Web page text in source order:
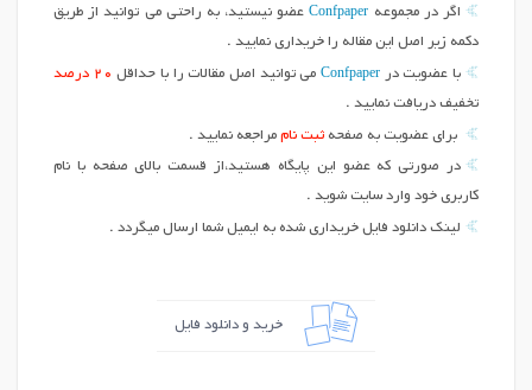
اگر در مجموعه Confpaperعضو نیستید، به راحتی می توانید از طریق
دکمه زیر اصل این مقاله را خریداری نمایید .
با عضویت در Confpaperمی توانید اصل مقالات را با حداقل 20 درصد
تخفیف دریافت نمایید .
برای عضویت به صفحه ثبت نام مراجعه نمایید .
در صورتی که عضو این پایگاه هستید،از قسمت بالای صفحه با نام
کاربری خود وارد سایت شوید .
لینک دانلود فایل خریداری شده به ایمیل شما ارسال میگردد .
خرید و دانلود فایل